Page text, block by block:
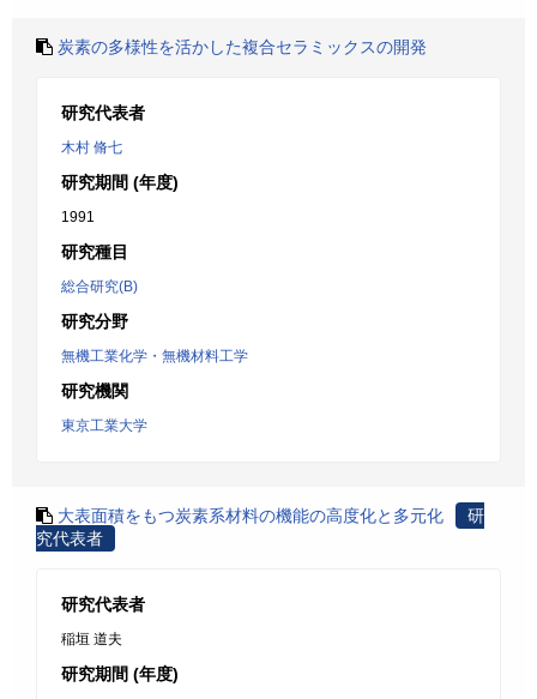
炭素の多様性を活かした複合セラミックスの開発
研究代表者
木村 脩七
研究期間 (年度)
1991
研究種目
総合研究(B)
研究分野
無機工業化学・無機材料工学
研究機関
東京工業大学
大表面積をもつ炭素系材料の機能の高度化と多元化
研
究代表者
研究代表者
稲垣 道夫
研究期間 (年度)